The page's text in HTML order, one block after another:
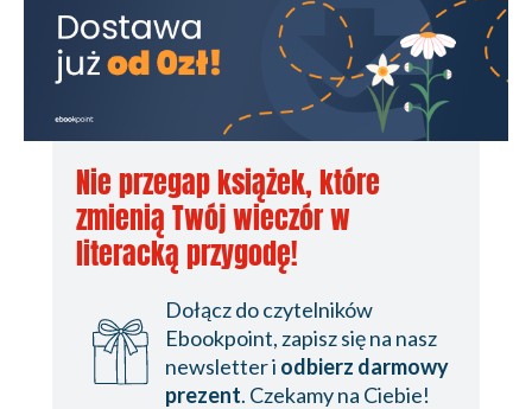
-Rozgrywka zawodnikiem z pola | Tryb kariery zawodniczej
-Rozgrywka bramkarzem | Tryb kariery zawodniczej
-Wirtualne kluby
-Funkcja Game Face | Wirtualne kluby
-Tworzenie zawodnika | Wirtualne kluby
-Tworzenie lub szukanie klubu | Wirtualne kluby
Nie przegap książek, które
zmienią Twój wieczór w
literacką przygodę!
Dołącz do czytelników
Ebookpoint, zapisz się na nasz
newsletter i odbierz darmowy
prezent. Czekamy na Ciebie!